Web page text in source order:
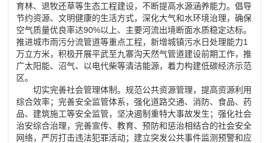
育林、退牧还草等生态工程建设，不断提高水源涵养能力。倡导
节约资源、文明健康的生活方式，深化大气和水环境治理，确保
空气质量优良率达90%以上、主要河流出境断面水质稳定达标。
推进城市雨污分流管道等重点工程，新增城镇污水日处理能力1
万立方米，积极开展平武至九寨沟天然气管道建设前期工作，推
广太阳能、沼气、以电代柴等清洁能源，着力构建低碳经济示范
区。
切实完善社会管理体制。规范公共资源管理，提高资源利用
综合效率；完善安全监管体系，强化道路交通、消防、食品、药
品、建筑施工等安全监管，坚决遏制重特大事故发生；强化社会
治安综合治理，完善宣传、教育、预防和惩治相结合的社会安全
网络，严厉打击违法犯罪活动； 建立突发公共事件监测预警和应